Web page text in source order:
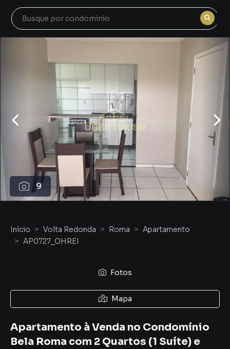
9
Início Volta Redonda Roma
Apartamento
AP0727_OHREI
Fotos
Mapa
Apartamento à Venda no Condomínio
Bela Roma com 2 Quartos (1 Suíte) e